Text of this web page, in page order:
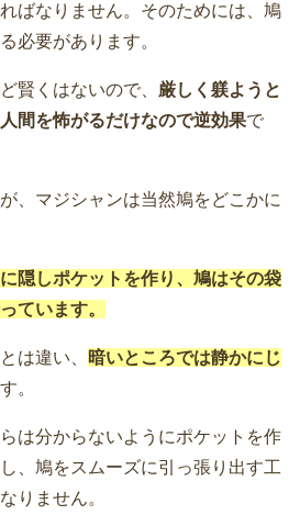
ばなりません。そのためには、鳩
必要があります。
賢くはないので、 厳しく躾ようと
間を怖がるだけなので逆効果で
、マジシャンは当然鳩をどこかに
に隠しポケットを作り、鳩はその袋
ています。
は違い、
暗いところでは静かにじ
。
は分からないようにポケットを作
、鳩をスムーズに引っ張り出す工
りません。